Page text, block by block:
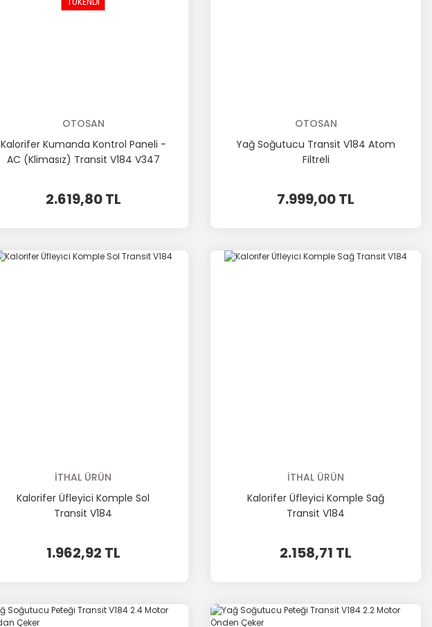
OTOSAN
Kalorifer Kumanda Kontrol Paneli -
AC (Klimasız) Transit V184 V347
2.619,80 TL
OTOSAN
Yağ Soğutucu Transit V184 Atom
Filtreli
7.999,00 TL
İTHAL ÜRÜN
Kalorifer Üfleyici Komple Sol
Transit V184
1.962,92 TL
İTHAL ÜRÜN
Kalorifer Üfleyici Komple Sağ
Transit V184
2.158,71 TL